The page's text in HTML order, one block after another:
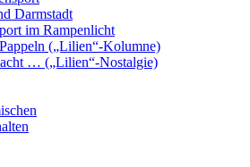
Darmstadt
im Rampenlicht
(„Lilien“-Kolumne)
… („Lilien“-Nostalgie)